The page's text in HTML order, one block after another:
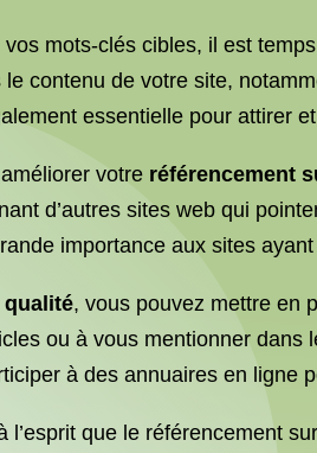
mots-clés cibles, il est
contenu de votre site,
essentielle pour attirer
votre référencement
d’autres sites web qui
importance aux sites
, vous pouvez mettre en
ou à vous mentionner
à des annuaires en ligne
l’esprit que le référencement